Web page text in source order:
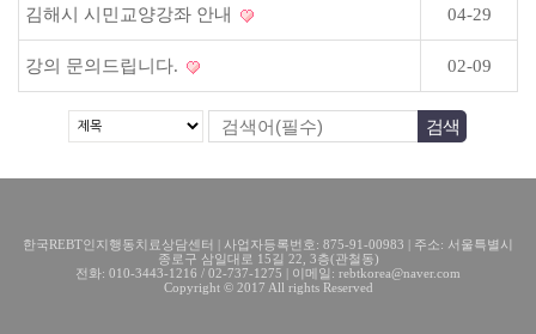
김해시 시민교양강좌 안내 04-29
강의 문의드립니다. 02-09
한국REBT인지행동치료상담센터 | 사업자등록번호: 875-91-00983 | 주소: 서울특별시
종로구 삼일대로 15길 22, 3층(관철동)
전화: 010-3443-1216 / 02-737-1275 | 이메일: rebtkorea@naver.com
Copyright © 2017 All rights Reserved